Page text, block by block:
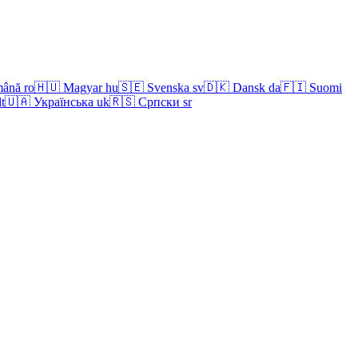
ro🇭🇺 Magyar hu🇸🇪 Svenska sv🇩🇰 Dansk da🇫🇮 Suomi
🇺🇦 Українська uk🇷🇸 Српски sr